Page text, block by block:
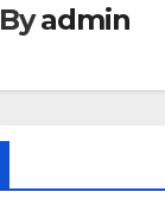
Byadmin